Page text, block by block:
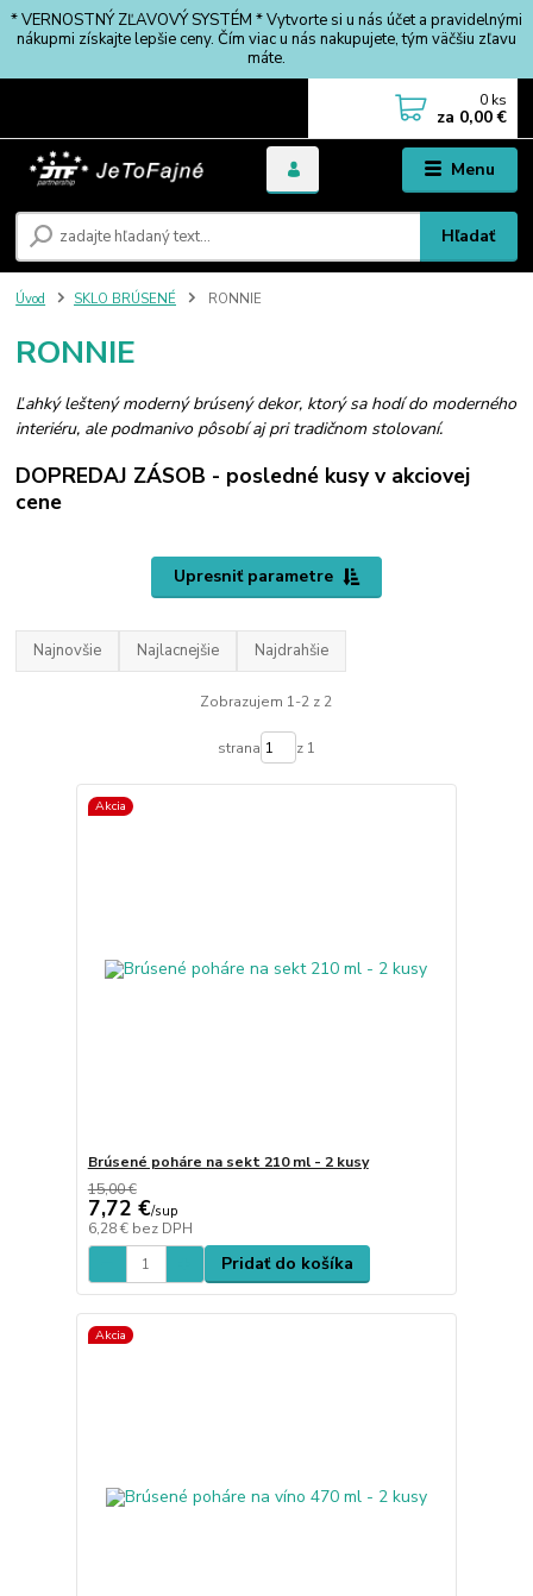
* VERNOSTNÝ ZĽAVOVÝ SYSTÉM * Vytvorte si u nás účet a pravidelnými
nákupmi získajte lepšie ceny. Čím viac u nás nakupujete, tým väčšiu zľavu
máte.
Menu
Hľadať
0 ks
za 0,00 €
Úvod SKLO BRÚSENÉ RONNIE
RONNIE
Ľahký leštený moderný brúsený dekor, ktorý sa hodí do moderného
interiéru, ale podmanivo pôsobí aj pri tradičnom stolovaní.
DOPREDAJ ZÁSOB - posledné kusy v akciovej
cene
Upresniť parametre
Najnovšie Najlacnejšie Najdrahšie
Zobrazujem 1-2 z 2
strana z 1
Akcia
Brúsené poháre na sekt 210 ml - 2 kusy
15,00 €
7,72 €/sup
6,28 € bez DPH
Pridať do košíka
Akcia